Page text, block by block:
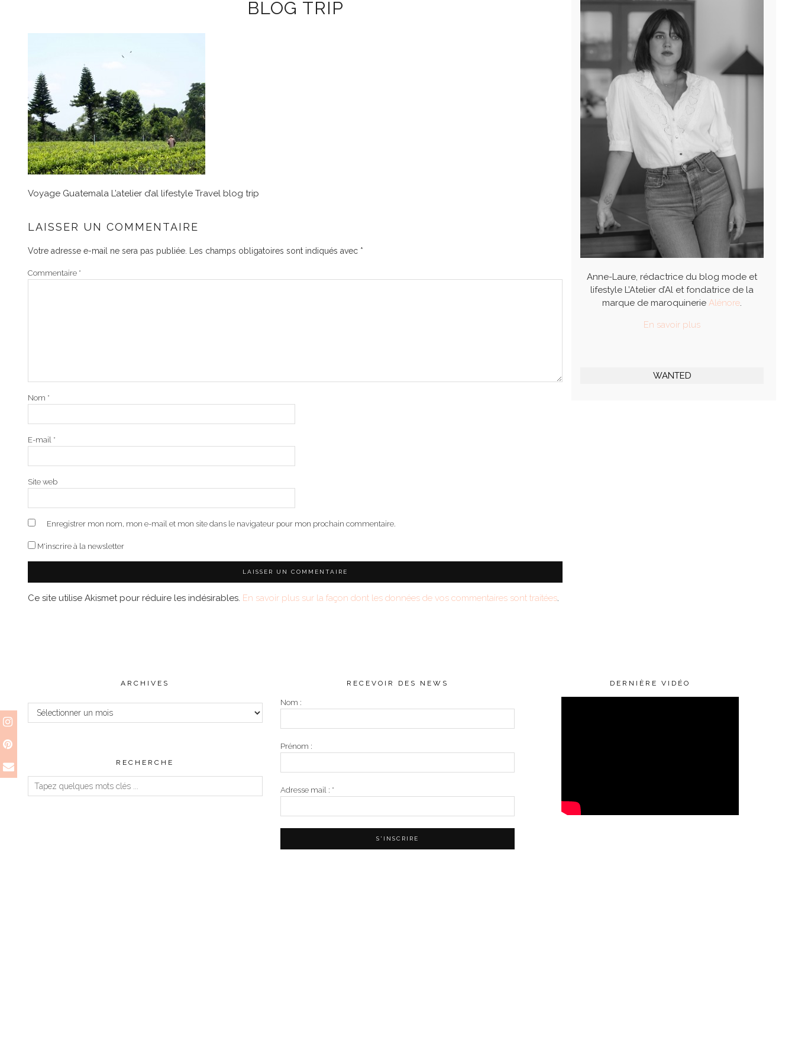
BLOG TRIP
Voyage Guatemala L’atelier d’al lifestyle Travel blog trip
LAISSER UN COMMENTAIRE
Votre adresse e-mail ne sera pas publiée. Les champs obligatoires sont indiqués avec *
Commentaire *
Nom *
E-mail *
Site web
Enregistrer mon nom, mon e-mail et mon site dans le navigateur pour mon prochain commentaire.
M'inscrire à la newsletter
Ce site utilise Akismet pour réduire les indésirables. En savoir plus sur la façon dont les données de vos commentaires sont traitées.
Anne-Laure, rédactrice du blog mode et
lifestyle L’Atelier d’Al et fondatrice de la
marque de maroquinerieAlénore.
En savoir plus
WANTED
ARCHIVES
Archives
RECHERCHE
RECEVOIR DES NEWS
Nom :
Prénom :
Adresse mail : *
DERNIÈRE VIDÉO